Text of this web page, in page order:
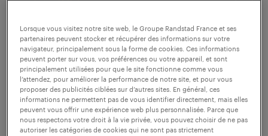
batilly, meurthe-et-moselle
intérim
12,47 € par heure
publié le 29 juillet 2026
Lorsque vous visitez notre site web, le Groupe Randstad France et ses
partenaires peuvent stocker et récupérer des informations sur votre
navigateur, principalement sous la forme de cookies. Ces informations
peuvent porter sur vous, vos préférences ou votre appareil, et sont
principalement utilisées pour que le site fonctionne comme vous
l’attendez, pour améliorer la performance de notre site, et pour vous
proposer des publicités ciblées sur d’autres sites. En général, ces
informations ne permettent pas de vous identifier directement, mais elles
peuvent vous offrir une expérience web plus personnalisée. Parce que
nous respectons votre droit à la vie privée, vous pouvez choisir de ne pas
autoriser les catégories de cookies qui ne sont pas strictement